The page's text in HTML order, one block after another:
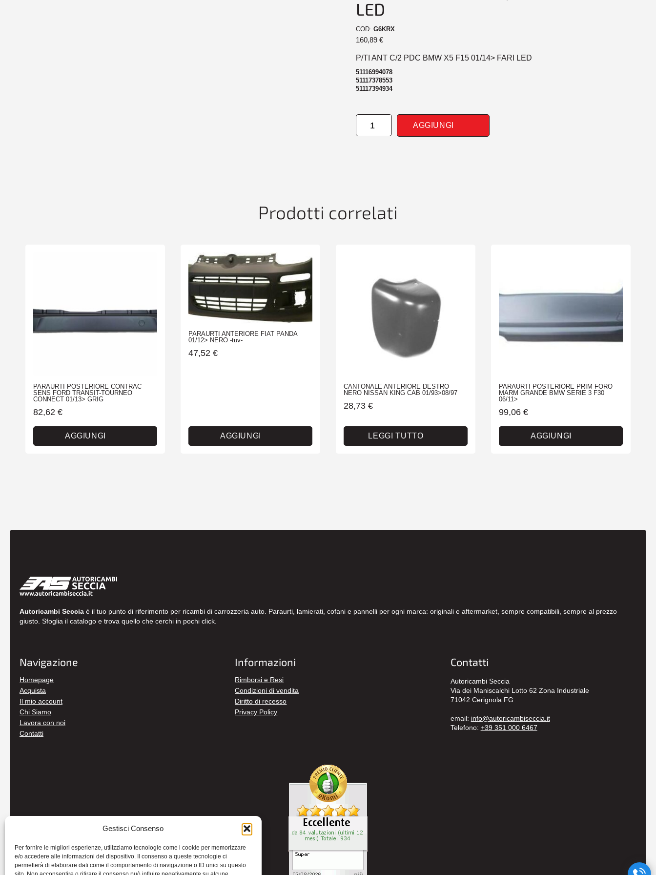
Gestisci Consenso
Per fornire le migliori esperienze, utilizziamo tecnologie come i cookie per memorizzare
e/o accedere alle informazioni del dispositivo. Il consenso a queste tecnologie ci
permetterà di elaborare dati come il comportamento di navigazione o ID unici su questo
LED
COD: G6KRX
160,89 €
P/TI ANT C/2 PDC BMW X5 F15 01/14> FARI LED
51116994078
51117378553
51117394934
PARAURTI
ANTERIORE
LED
quantità
AGGIUNGI
Prodotti correlati
PARAURTI POSTERIORE CONTRAC
SENS FORD TRANSIT-TOURNEO
CONNECT 01/13> GRIG
82,62 €
AGGIUNGI
PARAURTI ANTERIORE FIAT PANDA
01/12> NERO -tuv-
47,52 €
AGGIUNGI
CANTONALE ANTERIORE DESTRO
NERO NISSAN KING CAB 01/93>08/97
28,73 €
LEGGI TUTTO
PARAURTI POSTERIORE PRIM FORO
MARM GRANDE BMW SERIE 3 F30
06/11>
99,06 €
AGGIUNGI
Autoricambi Seccia è il tuo punto di riferimento per ricambi di carrozzeria auto. Paraurti, lamierati, cofani e pannelli per ogni marca: originali e aftermarket, sempre compatibili, sempre al prezzo
giusto. Sfoglia il catalogo e trova quello che cerchi in pochi click.
Navigazione
Homepage
Acquista
Il mio account
Chi Siamo
Lavora con noi
Contatti
Informazioni
Rimborsi e Resi
Condizioni di vendita
Diritto di recesso
Privacy Policy
Contatti
Autoricambi Seccia
Via dei Maniscalchi Lotto 62 Zona Industriale
71042 Cerignola FG
email: info@autoricambiseccia.it
Telefono: +39 351 000 6467